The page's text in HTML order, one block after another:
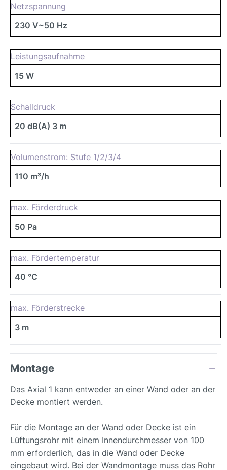
Netzspannung
230 V~50 Hz
Leistungsaufnahme
15 W
Schalldruck
20 dB(A) 3 m
Volumenstrom: Stufe 1/2/3/4
110 m³/h
max. Förderdruck
50 Pa
max. Fördertemperatur
40 °C
max. Förderstrecke
3 m
Montage
Das Axial 1 kann entweder an einer Wand oder an der
Decke montiert werden.
Für die Montage an der Wand oder Decke ist ein
Lüftungsrohr mit einem Innendurchmesser von 100
mm erforderlich, das in die Wand oder Decke
eingebaut wird. Bei der Wandmontage muss das Rohr